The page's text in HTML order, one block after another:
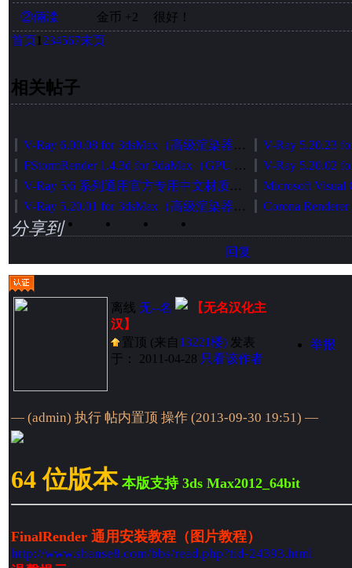
②倆渁 金币 +2
很好！
首页1 234567末页
相关帖子
V-Ray 6.00.08 for 3dsMax（高级渲染器）中英文切换加强版（官方正式发布版）
FStormRender 1.4.3d for 3daMax（GPU 无偏渲染器）简体中文版[智能安装版]
V-Ray 5/6 系列通用官方专用中文材质库智能安装包
V-Ray 5.20.01 for 3dsMax（高级渲染器）中英文切换加强版（官方正式发布版）
分享到
回复
离线 无--名
【无名汉化主
汉】
置顶 (来自 13221楼) 发表
于： 2011-04-28 只看该作者
举报
— (admin) 执行 帖内置顶 操作 (2013-09-30 19:51) —
64 位版本本版支持 3ds Max2012_64bit
FinalRender 通用安装教程（图片教程）
http://www.shanse8.com/bbs/read.php?tid-24393.html